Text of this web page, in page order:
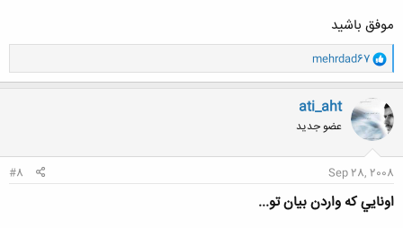
موفق باشید
و
ا
ک
ن
ش
ه
ا
mehrdad67
ati_aht
عضو جدید
Sep 28, 2008
#8
اونايي كه واردن بيان تو...